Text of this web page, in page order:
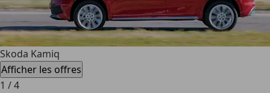
Skoda Kamiq
Afficher les offres
1 /4